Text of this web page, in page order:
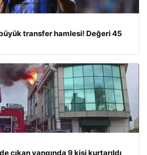
transfer hamlesi! Değeri 45
çıkan yangında 9 kişi kurtarıldı